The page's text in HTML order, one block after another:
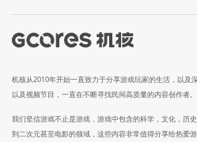
机核从2010年开始一直致力于分享游戏玩家的生活，以及
以及视频节目，一直在不断寻找民间高质量的内容创作者。
我们坚信游戏不止是游戏，游戏中包含的科学，文化，历
到二次元甚至电影的领域，这些内容非常值得分享给热爱游